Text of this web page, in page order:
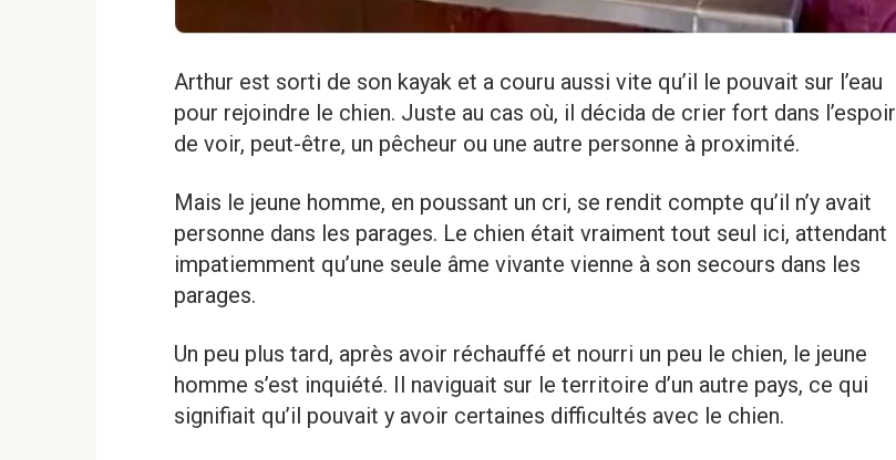
Arthur est sorti de son kayak et a couru aussi vite qu’il le pouvait sur l’eau
pour rejoindre le chien. Juste au cas où, il décida de crier fort dans l’espoir
de voir, peut-être, un pêcheur ou une autre personne à proximité.
Mais le jeune homme, en poussant un cri, se rendit compte qu’il n’y avait
personne dans les parages. Le chien était vraiment tout seul ici, attendant
impatiemment qu’une seule âme vivante vienne à son secours dans les
parages.
Un peu plus tard, après avoir réchauffé et nourri un peu le chien, le jeune
homme s’est inquiété. Il naviguait sur le territoire d’un autre pays, ce qui
signifiait qu’il pouvait y avoir certaines difficultés avec le chien.